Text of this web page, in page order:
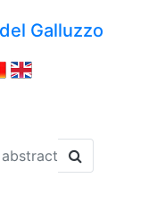
Galluzzo
abstract